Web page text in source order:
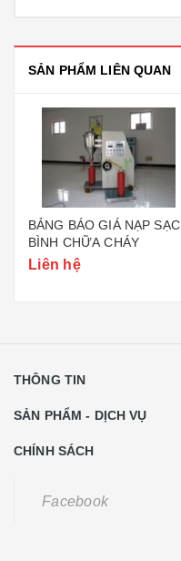
SẢN PHẨM LIÊN QUAN
BẢNG BÁO GIÁ NẠP SẠC
BÌNH CHỮA CHÁY
Liên hệ
THÔNG TIN
SẢN PHẨM - DỊCH VỤ
CHÍNH SÁCH
Facebook